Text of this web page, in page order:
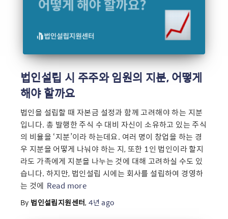
법인설립 시 주주와 임원의 지분, 어떻게
해야 할까요
법인을 설립할 때 자본금 설정과 함께 고려해야 하는 지분
입니다. 총 발행한 주식 수 대비 자신이 소유하고 있는 주식
의 비율을 ‘지분’이라 하는데요. 여러 명이 창업을 하는 경
우 지분을 어떻게 나눠야 하는 지, 또한 1인 법인이라 할지
라도 가족에게 지분을 나누는 것에 대해 고려하실 수도 있
습니다. 하지만, 법인설립 시에는 회사를 설립하여 경영하
는 것에 Read more
By 법인설립지원센터,4년 ago